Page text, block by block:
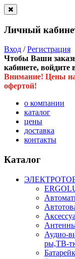
Личный
Вход /Регистрация
Чтобы Ваши
кабинете, войдите
Внимание! Цены
офертой!
о компании
каталог
цены
доставка
контакты
Каталог
Аудио-
ры,ТВ-